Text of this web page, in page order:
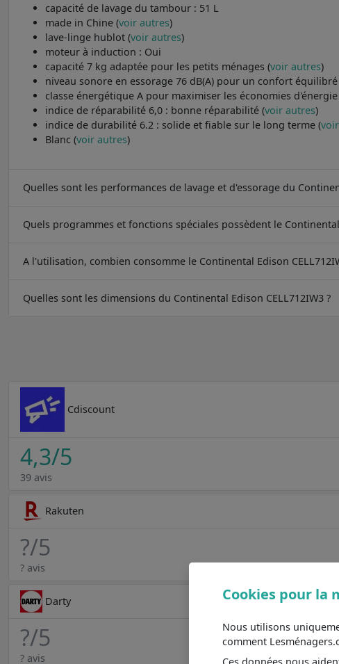
capacité de lavage du tambour : 51 L
made in Chine (voir autres)
lave-linge hublot (voir autres)
moteur à induction : Oui
capacité 7 kg adaptée pour les petits ménages (voir autres)
niveau sonore en essorage 76 dB(A) pour un confort équilibré
classe énergétique A pour maximiser les économies d'énergie
indice de réparabilité 6,0 : bonne réparabilité (voir autres)
indice de durabilité 6.2 : solide et fiable sur le long terme (
Blanc (voir autres)
Quelles sont les performances de lavage et d'essorage du
Quels programmes et fonctions spéciales possèdent le Continental
A l'utilisation, combien consomme le Continental Edison
Quelles sont les dimensions du Continental Edison CELL712IW3 ?
Cdiscount
4,3/5
39 avis
Rakuten
?/5
? avis
Darty
?/5
? avis
Cookies pour la
Nous utilisons
comment
Ces données nous